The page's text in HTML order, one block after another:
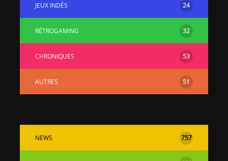
JEUX INDÉS 24
RÉTROGAMING 32
CHRONIQUES 53
AUTRES 51
NEWS 757